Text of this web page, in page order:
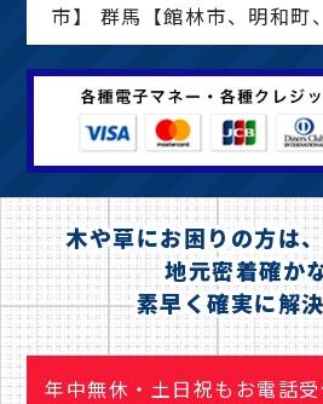
市】 群馬【館林市、明和町
木や草にお困りの方は
地元密着確か
素早く確実に解
年中無休・土日祝もお電話